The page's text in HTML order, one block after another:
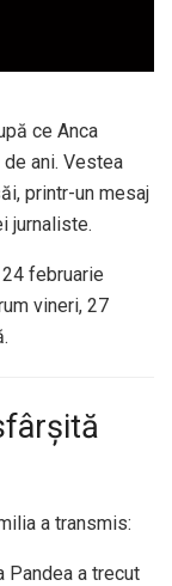
ce Anca
ani. Vestea
printr-un mesaj
jurnaliste.
februarie
vineri, 27
a transmis:
Pandea a trecut